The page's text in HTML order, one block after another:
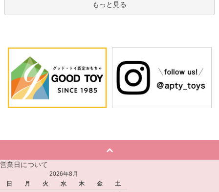
もっと見る
営業日について
2026年8月
日
月 火 水 木 金
土